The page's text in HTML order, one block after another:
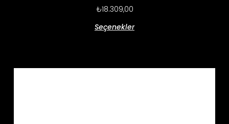
₺18.309,00
Seçenekler